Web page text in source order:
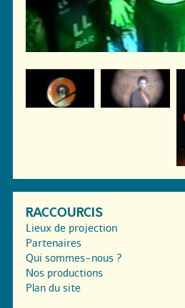
RACCOURCIS
Lieux de projection
Partenaires
Qui sommes-nous ?
Nos productions
Plan du site